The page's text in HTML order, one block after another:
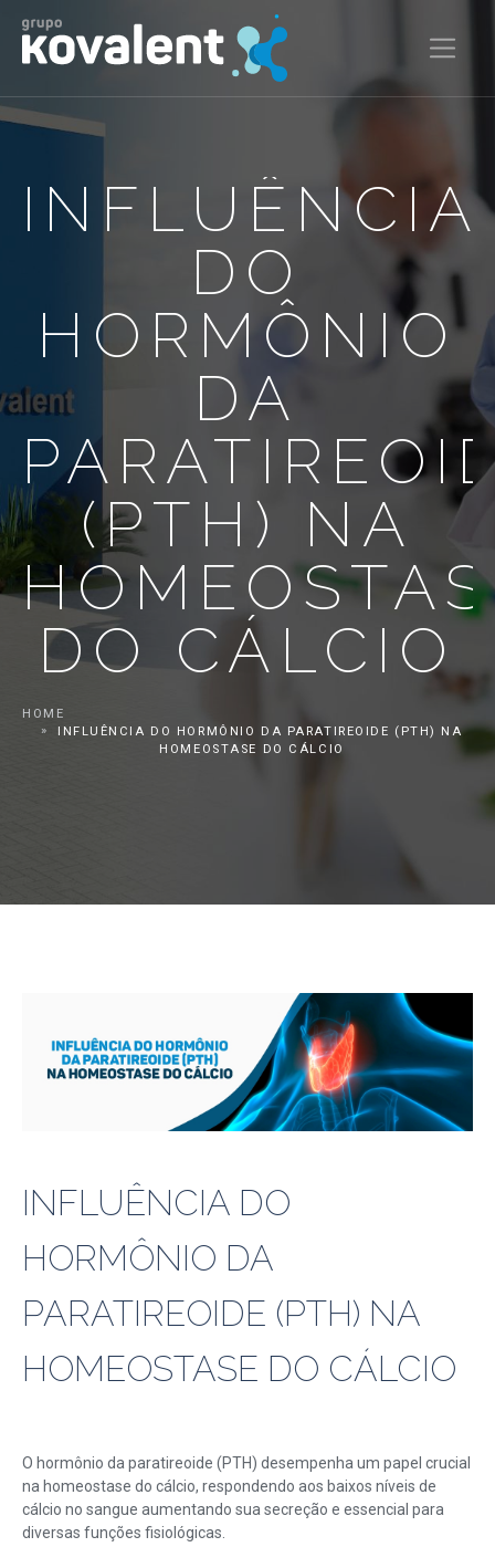
INFLUÊNCIA
DO
HORMÔNIO
DA
(PTH) NA
DO CÁLCIO
HOME
INFLUÊNCIA DO HORMÔNIO DA PARATIREOIDE (PTH) NA
HOMEOSTASE DO CÁLCIO
INFLUÊNCIA DO
HORMÔNIO DA
PARATIREOIDE (PTH) NA
HOMEOSTASE DO CÁLCIO
O hormônio da paratireoide (PTH) desempenha um papel crucial
na homeostase do cálcio, respondendo aos baixos níveis de
cálcio no sangue aumentando sua secreção e essencial para
diversas funções fisiológicas.